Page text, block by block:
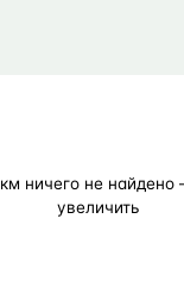
км ничего не найдено
увеличить